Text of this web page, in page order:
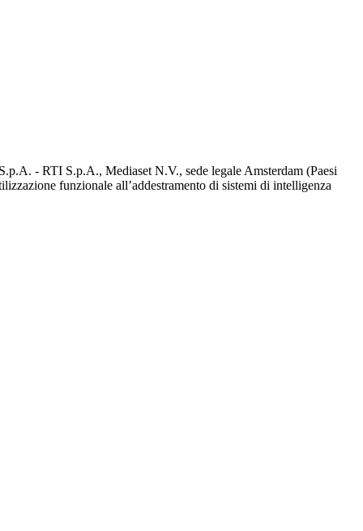
- RTI S.p.A., Mediaset N.V., sede legale Amsterdam (Paesi
funzionale all’addestramento di sistemi di intelligenza